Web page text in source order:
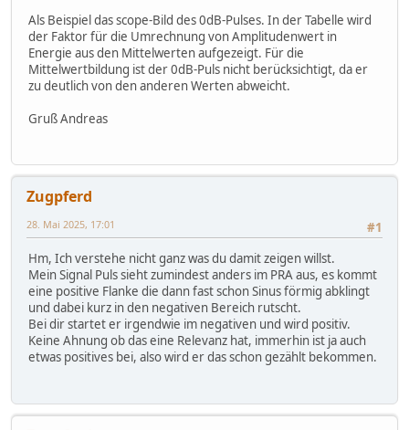
Als Beispiel das scope-Bild des 0dB-Pulses. In der Tabelle wird
der Faktor für die Umrechnung von Amplitudenwert in
Energie aus den Mittelwerten aufgezeigt. Für die
Mittelwertbildung ist der 0dB-Puls nicht berücksichtigt, da er
zu deutlich von den anderen Werten abweicht.
Gruß Andreas
Zugpferd
#1
28. Mai 2025, 17:01
Hm, Ich verstehe nicht ganz was du damit zeigen willst.
Mein Signal Puls sieht zumindest anders im PRA aus, es kommt
eine positive Flanke die dann fast schon Sinus förmig abklingt
und dabei kurz in den negativen Bereich rutscht.
Bei dir startet er irgendwie im negativen und wird positiv.
Keine Ahnung ob das eine Relevanz hat, immerhin ist ja auch
etwas positives bei, also wird er das schon gezählt bekommen.